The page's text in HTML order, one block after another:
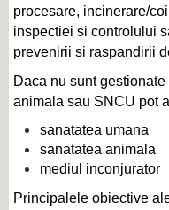
procesare, incinerare/
inspectiei si controlului
prevenirii si raspandirii
Daca nu sunt
animala sau SNCU pot
sanatatea umana
sanatatea animala
mediul inconjurator
Principalele obiective